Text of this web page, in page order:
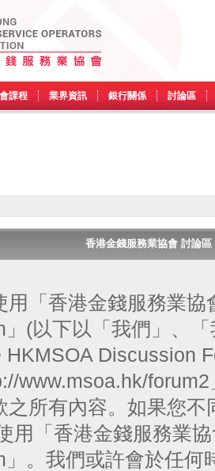
課程 業界資訊 銀行關係 討論區
香港金錢服務業協會 討論
用「香港金錢服務業
」(以下以「我們」、
HKMSOA Discussion
www.msoa.hk/
之所有內容。如果您
用「香港金錢服務業
」。我們或許會於任何